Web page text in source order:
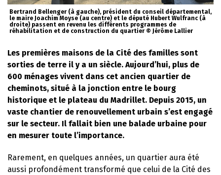
Bertrand Bellenger (à gauche), président du conseil départemental,
le maire Joachim Moyse (au centre) et le député Hubert Wulfranc (à
droite) passent en revenu les différents programmes de
réhabilitation et de construction du quartier © Jérôme Lallier
Les premières maisons de la Cité des familles sont
sorties de terre il y a un siècle. Aujourd’hui, plus de
600 ménages vivent dans cet ancien quartier de
cheminots, situé à la jonction entre le bourg
historique et le plateau du Madrillet. Depuis 2015, un
vaste chantier de renouvellement urbain s’est engagé
sur le secteur. Il fallait bien une balade urbaine pour
en mesurer toute l’importance.
Rarement, en quelques années, un quartier aura été
aussi profondément transformé que celui de la Cité des